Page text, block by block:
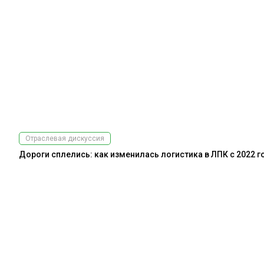
Отраслевая дискуссия
Дороги сплелись: как изменилась логистика в ЛПК с 2022